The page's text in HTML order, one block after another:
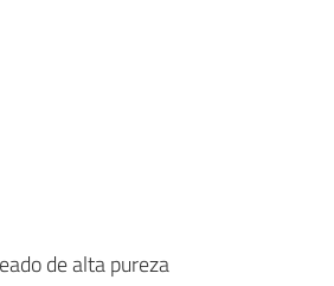
de alta pureza